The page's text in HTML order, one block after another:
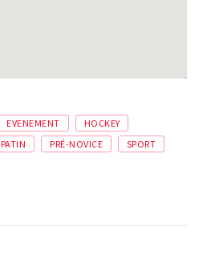
EVENEMENT
HOCKEY
PATIN PRÉ-NOVICE
SPORT